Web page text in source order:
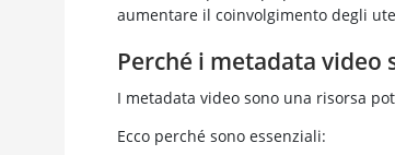
aumentare il coinvolgimento degli
Perché i metadata
I metadata video sono una risorsa
Ecco perché sono essenziali: